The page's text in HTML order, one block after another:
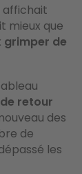
affichait
mieux que
grimper de
retour
des
de
les